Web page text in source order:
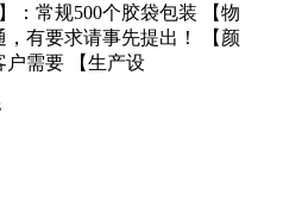
：常规500个胶袋包装 【物
，有要求请事先提出！ 【颜
户需要 【生产设